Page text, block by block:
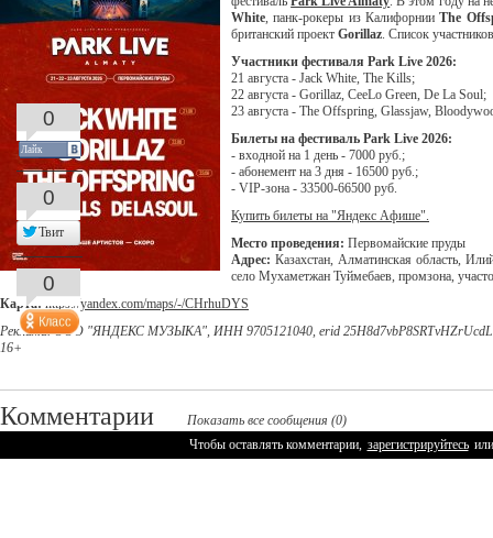
White, панк-рокеры из КалифорнииThe
британский проект Gorillaz. Список
Участники фестиваля Park Live 2026:
21 августа - Jack White, The Kills;
22 августа - Gorillaz, CeeLo Green, De La Soul;
23 августа - The Offspring, Glassjaw,
Билеты на фестиваль Park Live 2026:
- входной на 1 день - 7000 руб.;
- абонемент на 3 дня - 16500 руб.;
- VIP-зона - 33500-66500 руб.
Купить билеты на "Яндекс Афише".
Место проведения: Первомайские пруды
Адрес: Казахстан, Алматинская область,
село Мухаметжан Туймебаев, промзона,
Карта: https://yandex.com/maps/-/CHrhuDYS
Реклама. ООО "ЯНДЕКС МУЗЫКА", ИНН 9705121040, erid
16+
Комментарии
Показать все сообщения (0)
Чтобы оставлять комментарии, зарегистрируйтесь или
0
Лайк
0
Твит
0